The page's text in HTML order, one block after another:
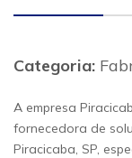
Categoria:
A empresa
fornecedora de
Piracicaba, SP,